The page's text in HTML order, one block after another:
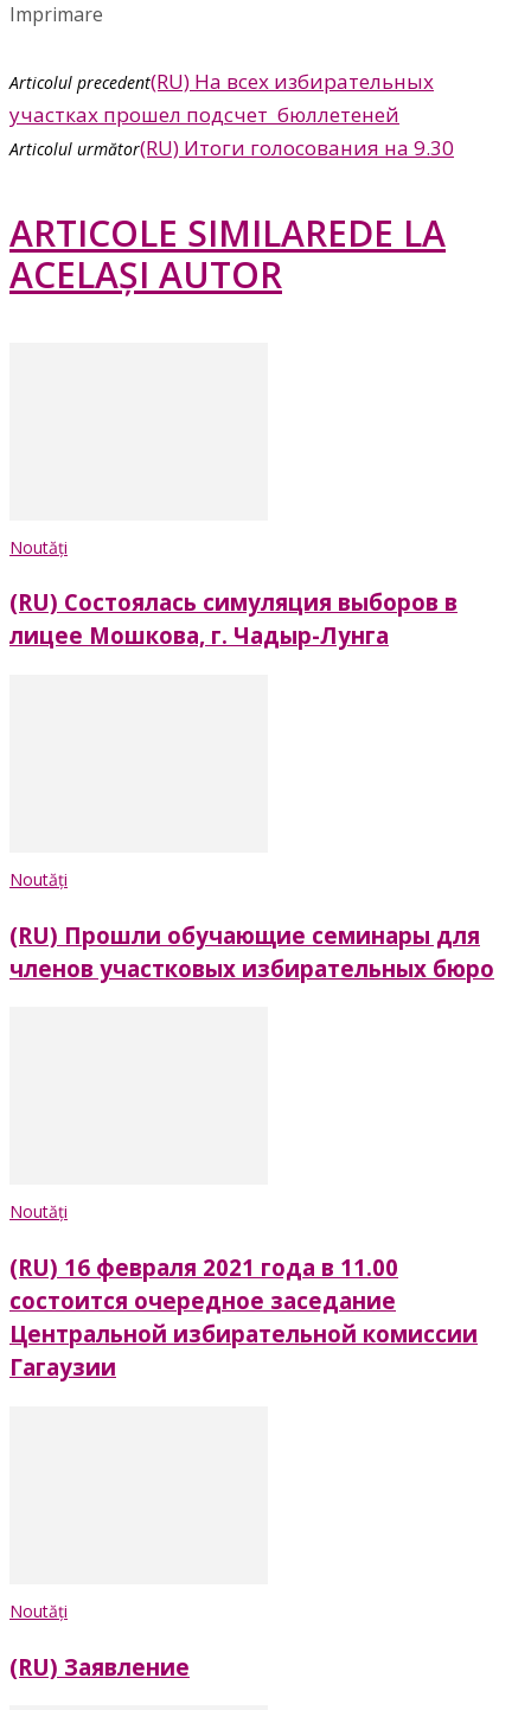
Imprimare
Articolul precedent(RU) На всех избирательных
участках прошел подсчет бюллетеней
Articolul următor(RU) Итоги голосования на 9.30
ARTICOLE SIMILAREDE LA
ACELAȘI AUTOR
Noutăți
(RU) Состоялась симуляция выборов в
лицее Мошкова, г. Чадыр-Лунга
Noutăți
(RU) Прошли обучающие семинары для
членов участковых избирательных бюро
Noutăți
(RU) 16 февраля 2021 года в 11.00
состоится очередное заседание
Центральной избирательной комиссии
Гагаузии
Noutăți
(RU) Заявление